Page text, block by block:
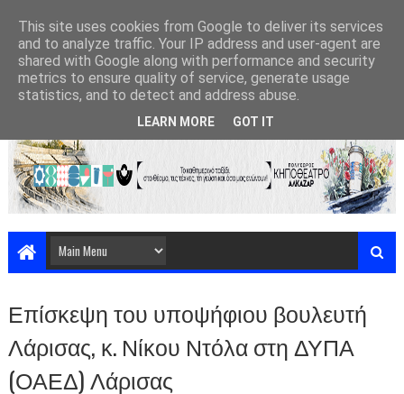
Επίσκεψη του υποψήφιου βουλευτή
Λάρισας, κ. Νίκου Ντόλα στη ΔΥΠΑ
(ΟΑΕΔ) Λάρισας
This site uses cookies from Google to deliver its services
and to analyze traffic. Your IP address and user-agent are
shared with Google along with performance and security
metrics to ensure quality of service, generate usage
statistics, and to detect and address abuse.
LEARN MORE GOT IT